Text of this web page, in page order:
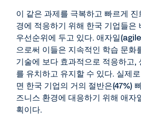
이 같은 과제를 극복하고 빠르게
경에 적응하기 위해 한국 기업들은
우선순위에 두고 있다. 애자일
으로써 이들은 지속적인 학습 문화
기술에 보다 효과적으로 적응하고,
를 유치하고 유지할 수 있다. 실제
면 한국 기업의 거의 절반은(47%)
즈니스 환경에 대응하기 위해 애자
획이다.